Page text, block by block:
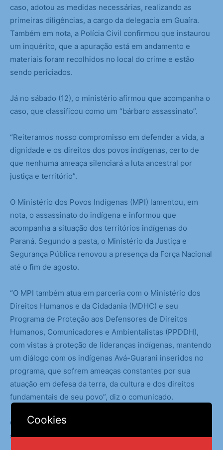
caso, adotou as medidas necessárias, realizando as
primeiras diligências, a cargo da delegacia em Guaíra.
Também em nota, a Polícia Civil confirmou que instaurou
um inquérito, que a apuração está em andamento e
materiais foram recolhidos no local do crime e estão
sendo periciados.
Já no sábado (12), o ministério afirmou que acompanha o
caso, que classificou como um “bárbaro assassinato”.
“Reiteramos nosso compromisso em defender a vida, a
dignidade e os direitos dos povos indígenas, certo de
que nenhuma ameaça silenciará a luta ancestral por
justiça e território”.
O Ministério dos Povos Indígenas (MPI) lamentou, em
nota, o assassinato do indígena e informou que
acompanha a situação dos territórios indígenas do
Paraná. Segundo a pasta, o Ministério da Justiça e
Segurança Pública renovou a presença da Força Nacional
até o fim de agosto.
“O MPI também atua em parceria com o Ministério dos
Direitos Humanos e da Cidadania (MDHC) e seu
Programa de Proteção aos Defensores de Direitos
Humanos, Comunicadores e Ambientalistas (PPDDH),
com vistas à proteção de lideranças indígenas, mantendo
um diálogo com os indígenas Avá-Guarani inseridos no
programa, que sofrem ameaças constantes por sua
atuação em defesa da terra, da cultura e dos direitos
fundamentais de seu povo”, diz o comunicado.
Consultada nesta segunda-feira (14), a Funai ainda não
se manifestou.
Cookies